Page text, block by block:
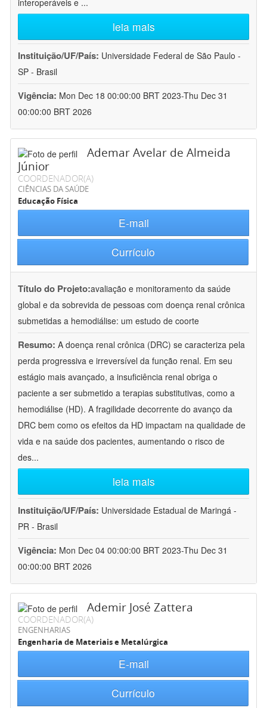
interoperáveis e ...
leia mais
Instituição/UF/País: Universidade Federal de São Paulo -
SP - Brasil
Vigência: Mon Dec 18 00:00:00 BRT 2023-Thu Dec 31
00:00:00 BRT 2026
Ademar Avelar de Almeida
Júnior
COORDENADOR(A)
CIÊNCIAS DA SAÚDE
Educação Física
E-mail
Currículo
Título do Projeto:avaliação e monitoramento da saúde
global e da sobrevida de pessoas com doença renal crônica
submetidas a hemodiálise: um estudo de coorte
Resumo: A doença renal crônica (DRC) se caracteriza pela
perda progressiva e irreversível da função renal. Em seu
estágio mais avançado, a insuficiência renal obriga o
paciente a ser submetido a terapias substitutivas, como a
hemodiálise (HD). A fragilidade decorrente do avanço da
DRC bem como os efeitos da HD impactam na qualidade de
vida e na saúde dos pacientes, aumentando o risco de
des...
leia mais
Instituição/UF/País: Universidade Estadual de Maringá -
PR - Brasil
Vigência: Mon Dec 04 00:00:00 BRT 2023-Thu Dec 31
00:00:00 BRT 2026
Ademir José Zattera
COORDENADOR(A)
ENGENHARIAS
Engenharia de Materiais e Metalúrgica
E-mail
Currículo